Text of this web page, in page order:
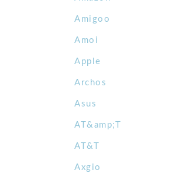
Amigoo
Amoi
Apple
Archos
Asus
AT&amp;T
AT&T
Axgio